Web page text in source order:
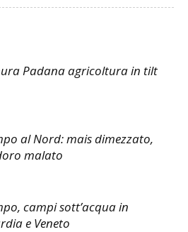
Padana agricoltura in tilt
al Nord: mais dimezzato,
malato
campi sott’acqua in
e Veneto